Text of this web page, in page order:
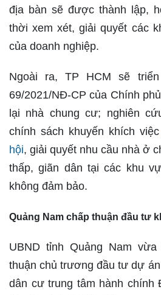
địa bàn sẽ được thành lập,
thời xem xét, giải quyết các
của doanh nghiệp.
Ngoài ra, TP HCM sẽ
69/2021/NĐ-CP của Chính
lại nhà chung cư; nghiên
chính sách khuyến khích việc
hội, giải quyết nhu cầu nhà ở
thấp, giãn dân tại các khu
không đảm bảo.
Quảng Nam chấp thuận đầu tư
UBND tỉnh Quảng Nam
thuận chủ trương đầu tư dự
dân cư trung tâm hành